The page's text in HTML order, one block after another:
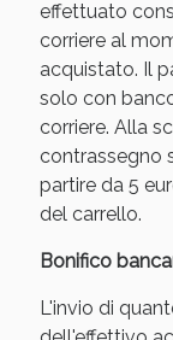
effettuato
corriere al
acquistato. Il
solo con
corriere. Alla
contrassegno
partire da 5
del carrello.
Bonifico
L'invio di